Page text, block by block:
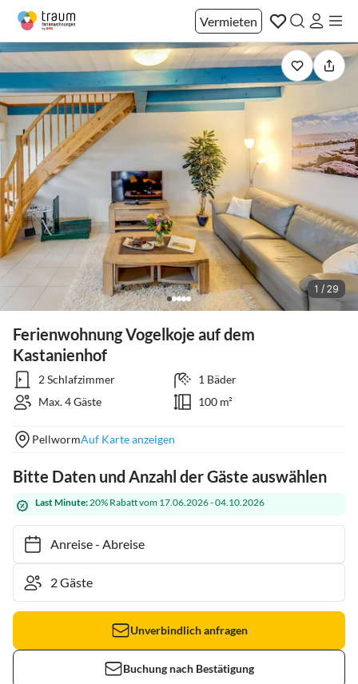
Vermieten
1 / 29
Ferienwohnung Vogelkoje auf dem
Kastanienhof
2 Schlafzimmer
1 Bäder
Max. 4 Gäste
100 m²
PellwormAuf Karte anzeigen
Bitte Daten und Anzahl der Gäste auswählen
Last Minute:20% Rabatt vom 17.06.2026 - 04.10.2026
Anreise- Abreise
Unverbindlich anfragen
Buchung nach Bestätigung